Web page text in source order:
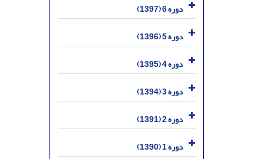
دوره 6 (1397)
دوره 5 (1396)
دوره 4 (1395)
دوره 3 (1394)
دوره 2 (1391)
دوره 1 (1390)